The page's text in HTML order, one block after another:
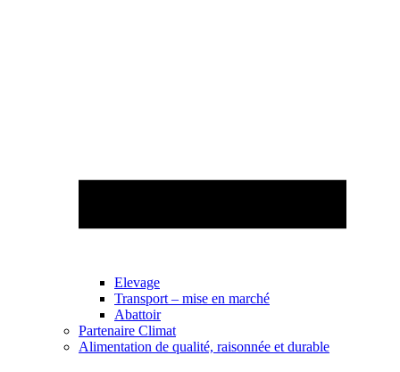
Elevage
Transport – mise en marché
Abattoir
Partenaire Climat
Alimentation de qualité, raisonnée et durable